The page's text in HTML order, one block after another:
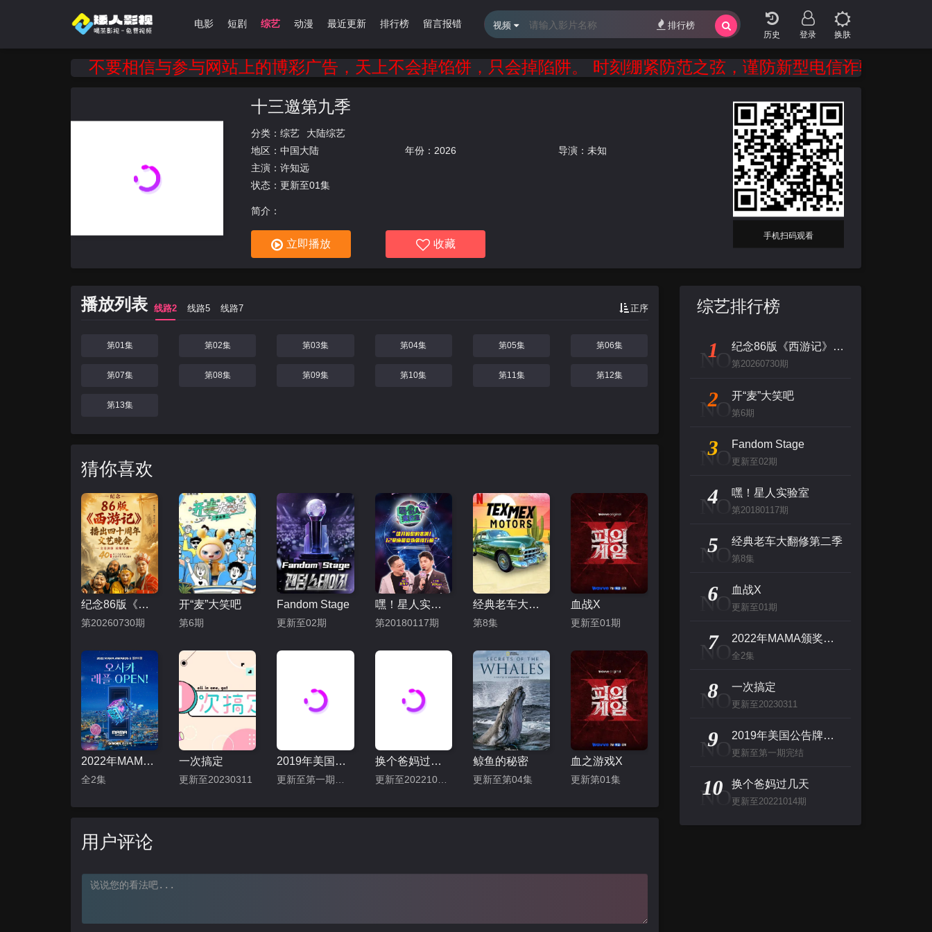
首页 电影 短剧 综艺 动漫 最近更新 排行榜 留言报错
登录 换肤
视频 排行榜
不要相信与参与网站上的博彩广告，天上不会掉馅饼，只会掉陷阱。 时刻绷紧防范之弦，谨防新型电信诈骗。 建
十三邀第九季
分类： 综艺
大陆综艺
地区： 中国大陆 年份： 2026
导演：未知
主演： 许知远
状态：更新至01集
简介：
立即播放 收藏
手机扫码观看
播放列表 线路2 线路5 线路7 正序
第01集 第02集 第03集 第04集 第05集 第06集
第07集 第08集 第09集 第10集 第11集 第12集
第13集
猜你喜欢
纪念86版《西游记》播出四十周年文艺晚会
第20260730期
开“麦”大笑吧
第6期
Fandom Stage
更新至02期
嘿！星人实验室
第20180117期
经典老车大翻修第二季
第8集
血战X
更新至01期
2022年MAMA颁奖典礼
全2集
一次搞定
更新至20230311
2019年美国公告牌音乐大奖颁奖典礼 换个爸妈过几天
更新至20221014期
鲸鱼的秘密
更新至第04集
血之游戏X
更新第01集
用户评论
综艺排行榜
NO
1 纪念86版《西游记》播出四十周年文艺晚会
第20260730期
NO
2 开“麦”大笑吧
第6期
NO
3 Fandom Stage
更新至02期
NO
4 嘿！星人实验室
第20180117期
NO
5 经典老车大翻修第二季
第8集
NO
6 血战X
更新至01期
NO
7 2022年MAMA颁奖典礼
全2集
NO
8 一次搞定
更新至20230311
NO
9 2019年美国公告牌音乐大奖颁奖典礼
更新至第一期完结
NO
10 换个爸妈过几天
更新至20221014期